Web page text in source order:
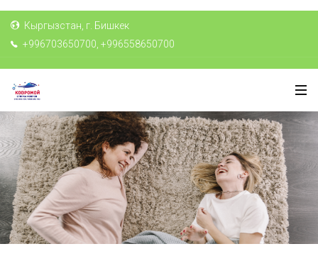
Кыргызстан, г. Бишкек
+996703650700, +996558650700